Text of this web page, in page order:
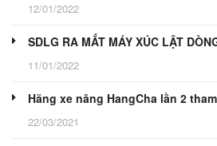
12/01/2022
SDLG RA MẮT MÁY XÚC LẬT
11/01/2022
Hãng xe nâng HangCha lần 2
22/03/2021